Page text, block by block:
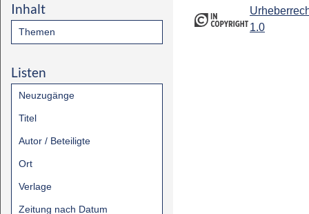
Inhalt
Themen
Listen
Neuzugänge
Titel
Autor / Beteiligte
Ort
Verlage
Zeitung nach Datum
1.0